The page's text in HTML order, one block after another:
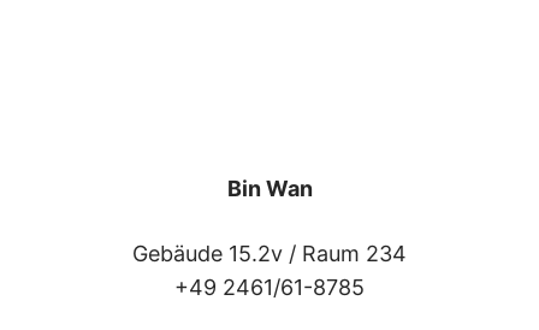
Bin Wan
Gebäude 15.2v / Raum 234
+49 2461/61-8785